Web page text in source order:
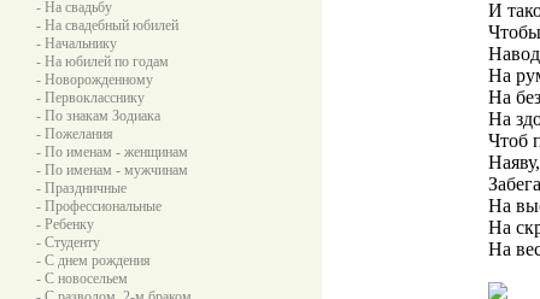
- На свадьбу
- На свадебный юбилей
- Начальнику
- На юбилей по годам
- Новорожденному
- Первокласснику
- По знакам Зодиака
- Пожелания
- По именам - женщинам
- По именам - мужчинам
- Праздничные
- Профессиональные
- Ребенку
- Студенту
- С днем рождения
- С новосельем
И
На
На
На
Чтоб
На
На
На